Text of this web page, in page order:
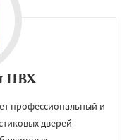
ПВХ
профессиональный и
дверей